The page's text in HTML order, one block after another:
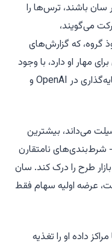
سان باشند، ترس‌ها را
می‌گویند،
گروه، که گزارش‌های
مهار او دارد، با وجود
نگرانی‌های داخلی در مورد مقیاس سرمایه‌گذاری در OpenAI و
می‌داند، بیشترین
– شرط‌بندی‌های نامتقارن
طرح را درک کند. سان
عرضه اولیه سهام فقط
داده او را تغذیه